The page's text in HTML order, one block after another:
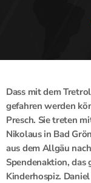
Dass mit dem
gefahren werden
Presch. Sie treten
Nikolaus in Bad
aus dem Allgäu
Spendenaktion,
Kinderhospiz.